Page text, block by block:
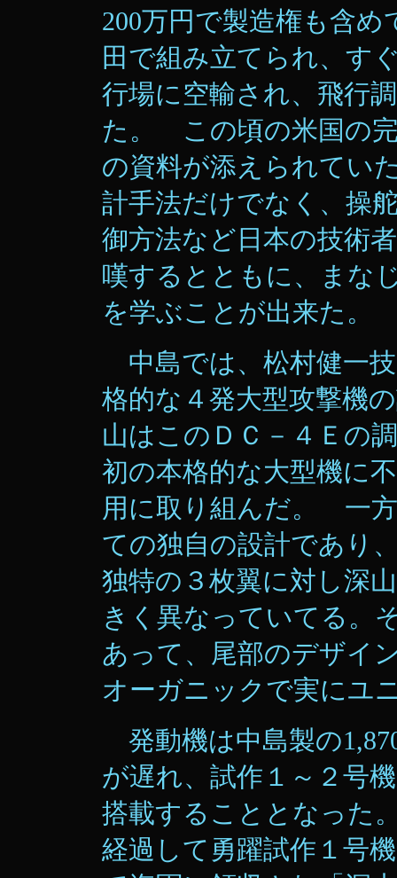
200万円で製造権も含
田で組み立てられ、す
行場に空輸され、飛行
た。 この頃の米国の
の資料が添えられてい
計手法だけでなく、操
御方法など日本の技術
嘆するとともに、まな
を学ぶことが出来た。
中島では、松村健一
格的な４発大型攻撃機
山はこのＤＣ－４Ｅの
初の本格的な大型機に
用に取り組んだ。 一
ての独自の設計であり
独特の３枚翼に対し深
きく異なっていてる。
あって、尾部のデザイ
オーガニックで実に
発動機は中島製の
が遅れ、試作１～２号
搭載することとなった
経過して勇躍試作１号